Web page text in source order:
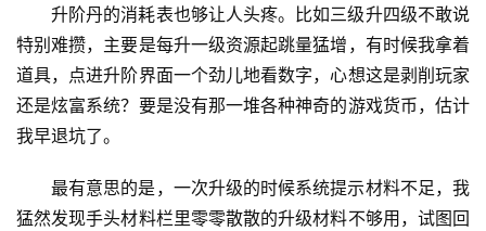
升阶丹的消耗表也够让人头疼。比如三级升四级不敢说
特别难攒，主要是每升一级资源起跳量猛增，有时候我拿着
道具，点进升阶界面一个劲儿地看数字，心想这是剥削玩家
还是炫富系统？要是没有那一堆各种神奇的游戏货币，估计
我早退坑了。
最有意思的是，一次升级的时候系统提示材料不足，我
猛然发现手头材料栏里零零散散的升级材料不够用，试图回